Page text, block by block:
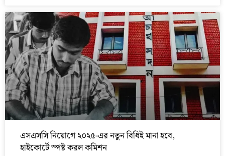
এসএসসি নিয়োগে ২০২৫-এর নতুন বিধিই মানা হবে,
হাইকোর্টে স্পষ্ট করল কমিশন